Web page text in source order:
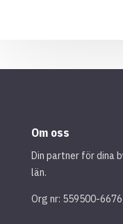
Om oss
Din partner för dina
län.
Org nr: 559500-6676